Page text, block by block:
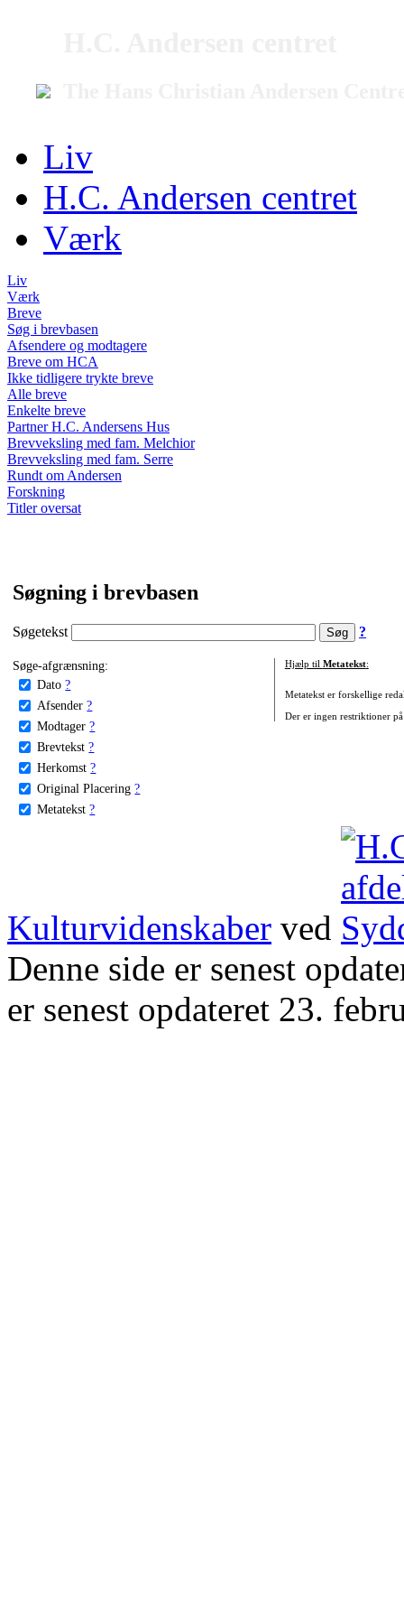
Liv
H.C. Andersen centret
Værk
Liv
Værk
Breve
Søg i brevbasen
Afsendere og modtagere
Breve om HCA
Ikke tidligere trykte breve
Alle breve
Enkelte breve
Partner H.C. Andersens Hus
Brevveksling med fam. Melchior
Brevveksling med fam. Serre
Rundt om Andersen
Forskning
Titler oversat
Søgning i brevbasen
Søgetekst ?
Søge-afgrænsning:
Dato ?
Afsender ?
Modtager ?
Brevtekst ?
Herkomst ?
Original Placering ?
Metatekst ?
Hjælp til Metatekst:
Metatekst er forskellige
Der er ingen restriktioner
Kulturvidenskaber ved
Denne side er senest
er senest opdateret 23.